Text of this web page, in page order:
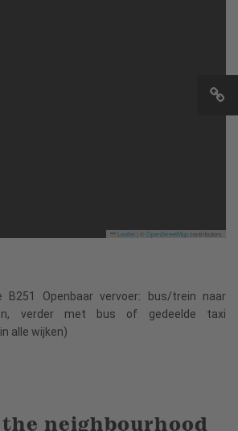
Leaflet OpenStreetMapcontributors
Openbaar vervoer: bus/trein naar
verder met bus of gedeelde taxi
alle wijken)
neighbourhood